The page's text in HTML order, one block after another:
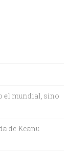
el mundial, sino
de Keanu